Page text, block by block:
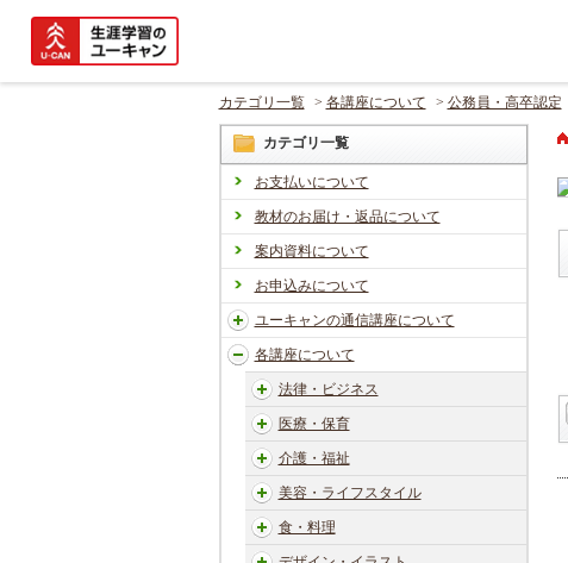
カテゴリ一覧 > 各講座について > 公務員・高卒認定
カテゴリ一覧
お支払いについて
教材のお届け・返品について
案内資料について
お申込みについて
ユーキャンの通信講座について
各講座について
法律・ビジネス
医療・保育
介護・福祉
美容・ライフスタイル
食・料理